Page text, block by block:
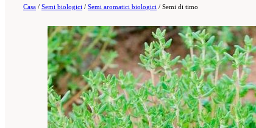
Casa / Semi biologici / Semi aromatici biologici / Semi di timo